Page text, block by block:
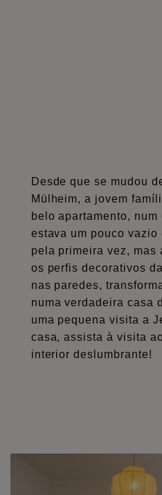
Desde que se mudou
Mülheim, a jovem
belo apartamento,
estava um pouco vazio
pela primeira vez, mas
os perfis decorativos
nas paredes,
numa verdadeira casa
uma pequena visita a
casa, assista à visita
interior deslumbrante!